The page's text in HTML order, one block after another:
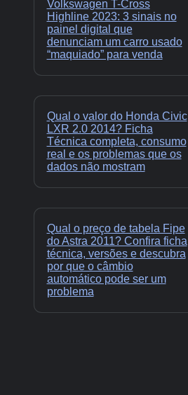
Volkswagen T-Cross
Highline 2023: 3 sinais no
painel digital que
denunciam um carro usado
“maquiado” para venda
Qual o valor do Honda Civic
LXR 2.0 2014? Ficha
Técnica completa, consumo
real e os problemas que os
dados não mostram
Qual o preço de tabela Fipe
do Astra 2011? Confira ficha
técnica, versões e descubra
por que o câmbio
automático pode ser um
problema